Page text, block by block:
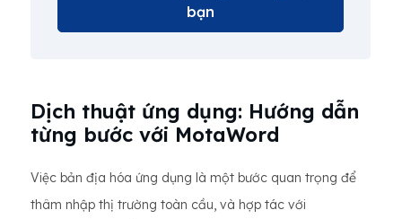
bạn
Dịch thuật ứng dụng: Hướng dẫn
từng bước với MotaWord
Việc bản địa hóa ứng dụng là một bước quan trọng để
thâm nhập thị trường toàn cầu, và hợp tác với